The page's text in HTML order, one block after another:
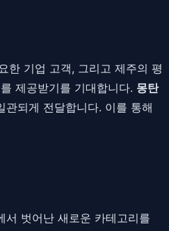
한 기업 고객, 그리고 제주의 평
제공받기를 기대합니다. 몽탄
되게 전달합니다. 이를 통해
벗어난 새로운 카테고리를